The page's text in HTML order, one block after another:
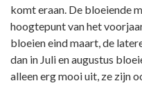
komt eraan. De bloeiende
hoogtepunt van het
bloeien eind maart, de
dan in Juli en augustus
alleen erg mooi uit, ze zijn